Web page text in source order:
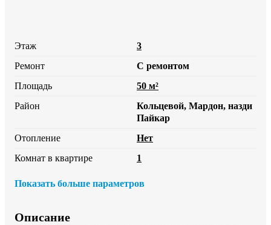
Этаж
3
Ремонт
С ремонтом
Площадь
50 м²
Район
Кольцевой, Мардон, назди
Пайкар
Отопление
Нет
Комнат в квартире
1
Показать больше параметров
Описание